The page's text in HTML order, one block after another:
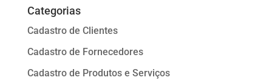
Categorias
Cadastro de Clientes
Cadastro de Fornecedores
Cadastro de Produtos e Serviços